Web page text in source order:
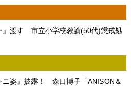
』渡す 市立小学校教諭(50代)懲戒処
ニ姿』披露！ 森口博子「ANISON＆